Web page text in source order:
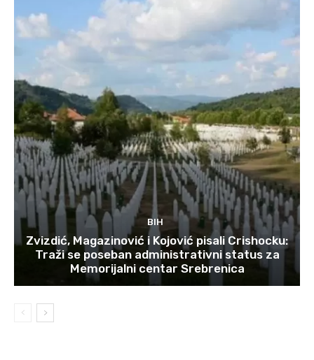
BIH
Zvizdić, Magazinović i Kojović pisali Crishocku:
Traži se poseban administrativni status za
Memorijalni centar Srebrenica